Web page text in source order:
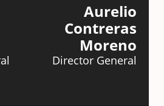
Aurelio
Contreras
Moreno
Director General